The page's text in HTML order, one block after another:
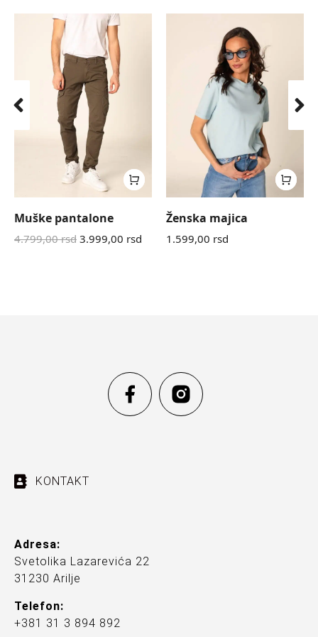
Muške pantalone
4.799,00rsd 3.999,00 rsd
Ženska majica
1.599,00 rsd
KONTAKT
Adresa:
Svetolika Lazarevića 22
31230 Arilje
Telefon:
+381 31 3 894 892